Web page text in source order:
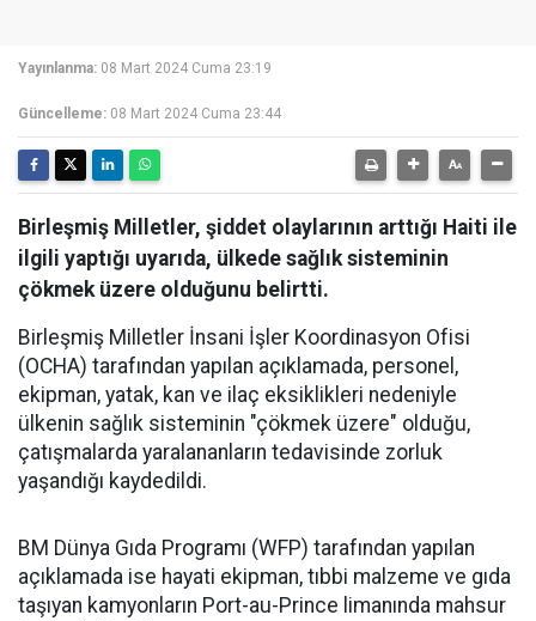
Yayınlanma: 08 Mart 2024 Cuma 23:19
Güncelleme: 08 Mart 2024 Cuma 23:44
Birleşmiş Milletler, şiddet olaylarının arttığı Haiti ile
ilgili yaptığı uyarıda, ülkede sağlık sisteminin
çökmek üzere olduğunu belirtti.
Birleşmiş Milletler İnsani İşler Koordinasyon Ofisi
(OCHA) tarafından yapılan açıklamada, personel,
ekipman, yatak, kan ve ilaç eksiklikleri nedeniyle
ülkenin sağlık sisteminin "çökmek üzere" olduğu,
çatışmalarda yaralananların tedavisinde zorluk
yaşandığı kaydedildi.
BM Dünya Gıda Programı (WFP) tarafından yapılan
açıklamada ise hayati ekipman, tıbbi malzeme ve gıda
taşıyan kamyonların Port-au-Prince limanında mahsur